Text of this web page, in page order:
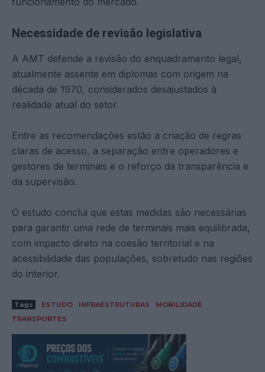
Necessidade de revisão legislativa
A AMT defende a revisão do enquadramento legal,
atualmente assente em diplomas com origem na
década de 1970, considerados desajustados à
realidade atual do setor.
Entre as recomendações estão a criação de regras
claras de acesso, a separação entre operadores e
gestores de terminais e o reforço da transparência e
da supervisão.
O estudo conclui que estas medidas são necessárias
para garantir uma rede de terminais mais equilibrada,
com impacto direto na coesão territorial e na
acessibilidade das populações, sobretudo nas regiões
do interior.
Tags ESTUDO INFRAESTRUTURAS
MOBILIDADE
TRANSPORTES